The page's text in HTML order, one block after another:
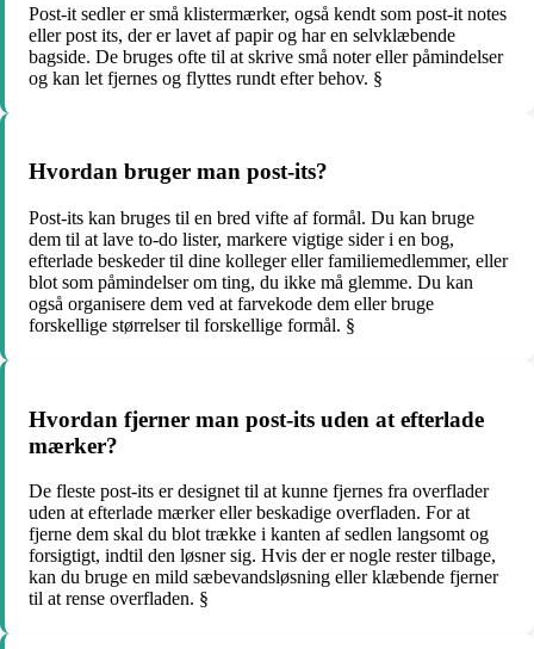
Post-it sedler er små klistermærker, også kendt som post-it notes
eller post its, der er lavet af papir og har en selvklæbende
bagside. De bruges ofte til at skrive små noter eller påmindelser
og kan let fjernes og flyttes rundt efter behov. §
Hvordan bruger man post-its?
Post-its kan bruges til en bred vifte af formål. Du kan bruge
dem til at lave to-do lister, markere vigtige sider i en bog,
efterlade beskeder til dine kolleger eller familiemedlemmer, eller
blot som påmindelser om ting, du ikke må glemme. Du kan
også organisere dem ved at farvekode dem eller bruge
forskellige størrelser til forskellige formål. §
Hvordan fjerner man post-its uden at efterlade
mærker?
De fleste post-its er designet til at kunne fjernes fra overflader
uden at efterlade mærker eller beskadige overfladen. For at
fjerne dem skal du blot trække i kanten af sedlen langsomt og
forsigtigt, indtil den løsner sig. Hvis der er nogle rester tilbage,
kan du bruge en mild sæbevandsløsning eller klæbende fjerner
til at rense overfladen. §